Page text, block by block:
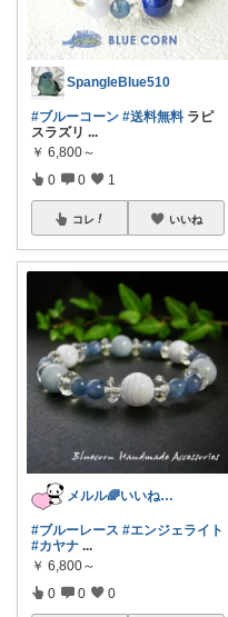
SpangleBlue510
#ブルーコーン #送料無料 ラピ
スラズリ ...
￥ 6,800～
0 0 1
コレ いいね
メルル🌈いいね＆購入感謝デス🧡
#ブルーレース #エンジェライト
#カヤナ ...
￥ 6,800～
0 0 0